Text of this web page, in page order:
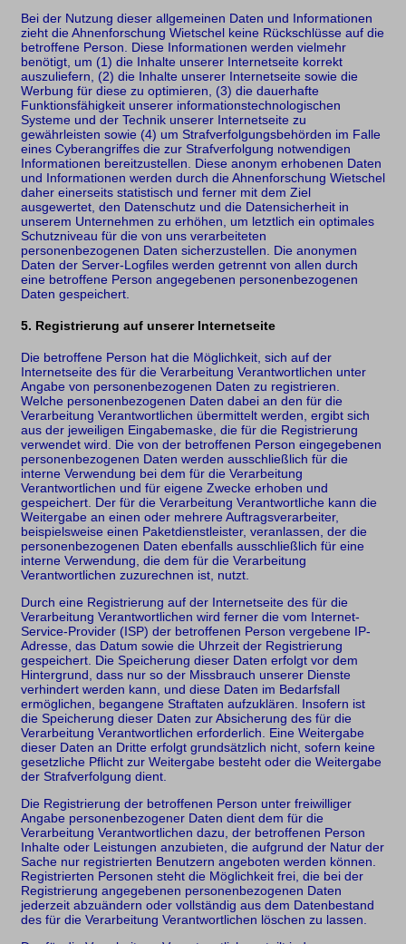
Bei der Nutzung dieser allgemeinen Daten und Informationen
zieht die Ahnenforschung Wietschel keine Rückschlüsse auf die
betroffene Person. Diese Informationen werden vielmehr
benötigt, um (1) die Inhalte unserer Internetseite korrekt
auszuliefern, (2) die Inhalte unserer Internetseite sowie die
Werbung für diese zu optimieren, (3) die dauerhafte
Funktionsfähigkeit unserer informationstechnologischen
Systeme und der Technik unserer Internetseite zu
gewährleisten sowie (4) um Strafverfolgungsbehörden im Falle
eines Cyberangriffes die zur Strafverfolgung notwendigen
Informationen bereitzustellen. Diese anonym erhobenen Daten
und Informationen werden durch die Ahnenforschung Wietschel
daher einerseits statistisch und ferner mit dem Ziel
ausgewertet, den Datenschutz und die Datensicherheit in
unserem Unternehmen zu erhöhen, um letztlich ein optimales
Schutzniveau für die von uns verarbeiteten
personenbezogenen Daten sicherzustellen. Die anonymen
Daten der Server-Logfiles werden getrennt von allen durch
eine betroffene Person angegebenen personenbezogenen
Daten gespeichert.
5. Registrierung auf unserer Internetseite
Die betroffene Person hat die Möglichkeit, sich auf der
Internetseite des für die Verarbeitung Verantwortlichen unter
Angabe von personenbezogenen Daten zu registrieren.
Welche personenbezogenen Daten dabei an den für die
Verarbeitung Verantwortlichen übermittelt werden, ergibt sich
aus der jeweiligen Eingabemaske, die für die Registrierung
verwendet wird. Die von der betroffenen Person eingegebenen
personenbezogenen Daten werden ausschließlich für die
interne Verwendung bei dem für die Verarbeitung
Verantwortlichen und für eigene Zwecke erhoben und
gespeichert. Der für die Verarbeitung Verantwortliche kann die
Weitergabe an einen oder mehrere Auftragsverarbeiter,
beispielsweise einen Paketdienstleister, veranlassen, der die
personenbezogenen Daten ebenfalls ausschließlich für eine
interne Verwendung, die dem für die Verarbeitung
Verantwortlichen zuzurechnen ist, nutzt.
Durch eine Registrierung auf der Internetseite des für die
Verarbeitung Verantwortlichen wird ferner die vom Internet-
Service-Provider (ISP) der betroffenen Person vergebene IP-
Adresse, das Datum sowie die Uhrzeit der Registrierung
gespeichert. Die Speicherung dieser Daten erfolgt vor dem
Hintergrund, dass nur so der Missbrauch unserer Dienste
verhindert werden kann, und diese Daten im Bedarfsfall
ermöglichen, begangene Straftaten aufzuklären. Insofern ist
die Speicherung dieser Daten zur Absicherung des für die
Verarbeitung Verantwortlichen erforderlich. Eine Weitergabe
dieser Daten an Dritte erfolgt grundsätzlich nicht, sofern keine
gesetzliche Pflicht zur Weitergabe besteht oder die Weitergabe
der Strafverfolgung dient.
Die Registrierung der betroffenen Person unter freiwilliger
Angabe personenbezogener Daten dient dem für die
Verarbeitung Verantwortlichen dazu, der betroffenen Person
Inhalte oder Leistungen anzubieten, die aufgrund der Natur der
Sache nur registrierten Benutzern angeboten werden können.
Registrierten Personen steht die Möglichkeit frei, die bei der
Registrierung angegebenen personenbezogenen Daten
jederzeit abzuändern oder vollständig aus dem Datenbestand
des für die Verarbeitung Verantwortlichen löschen zu lassen.